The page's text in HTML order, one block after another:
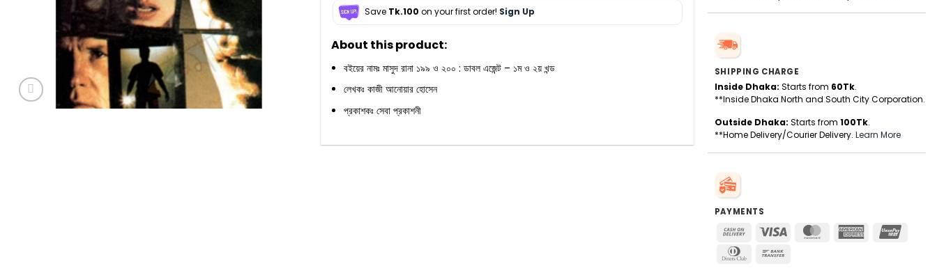
Save Tk.100 on your first order! Sign Up
About this product:
বইয়ের নামঃ মাসুদ রানা ১৯৯ ও ২০০ : ডাবল এজেন্ট – ১ম ও ২য় খন্ড
লেখকঃ কাজী আনোয়ার হোসেন
প্রকাশকঃ সেবা প্রকাশনী
SHIPPING CHARGE
Inside Dhaka: Starts from 60Tk.
**Inside Dhaka North and South City Corporation.
Outside Dhaka: Starts from 100Tk.
**Home Delivery/Courier Delivery. Learn More
PAYMENTS
Cash
Delivery
Visa MasterCardAmerican
Dinners